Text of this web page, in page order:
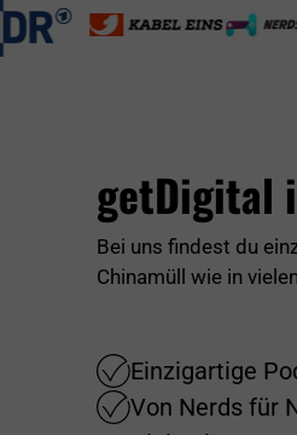
getDigital
Bei uns findest du
Chinamüll wie in
Einzigartige
Von Nerds für